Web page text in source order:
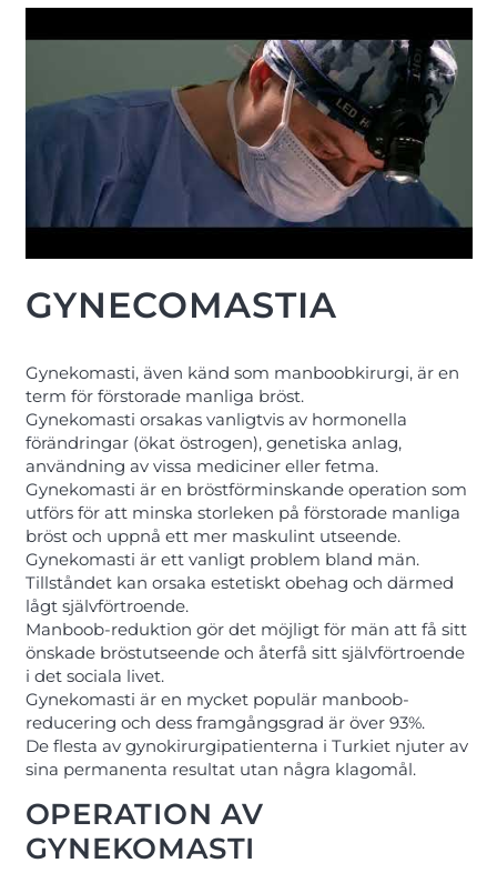
GYNECOMASTIA
Gynekomasti, även känd som manboobkirurgi, är en
term för förstorade manliga bröst.
Gynekomasti orsakas vanligtvis av hormonella
förändringar (ökat östrogen), genetiska anlag,
användning av vissa mediciner eller fetma.
Gynekomasti är en bröstförminskande operation som
utförs för att minska storleken på förstorade manliga
bröst och uppnå ett mer maskulint utseende.
Gynekomasti är ett vanligt problem bland män.
Tillståndet kan orsaka estetiskt obehag och därmed
lågt självförtroende.
Manboob-reduktion gör det möjligt för män att få sitt
önskade bröstutseende och återfå sitt självförtroende
i det sociala livet.
Gynekomasti är en mycket populär manboob-
reducering och dess framgångsgrad är över 93%.
De flesta av gynokirurgipatienterna i Turkiet njuter av
sina permanenta resultat utan några klagomål.
OPERATION AV
GYNEKOMASTI